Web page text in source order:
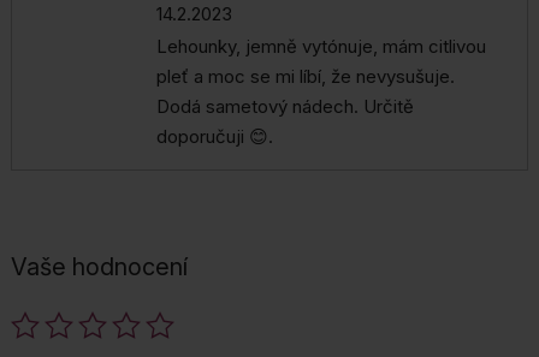
14.2.2023
Lehounky, jemně vytónuje, mám citlivou
pleť a moc se mi líbí, že nevysušuje.
Dodá sametový nádech. Určitě
doporučuji 😊.
Vaše hodnocení